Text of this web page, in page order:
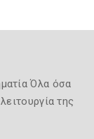
Όλα όσα
της